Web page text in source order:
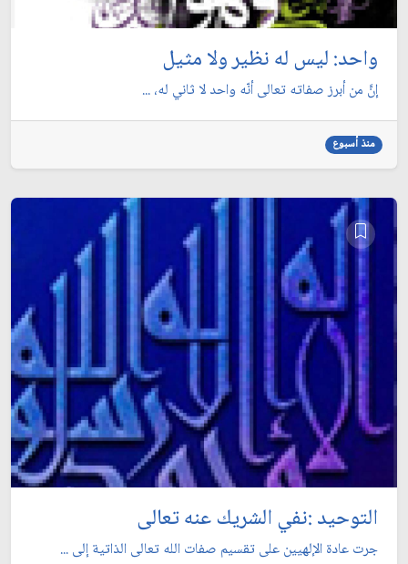
واحد: ليس له نظير ولا مثيل
إنَّ من أبرز صفاته تعالى أنّه واحد لا ثاني له، ...
منذ أسبوع
التوحيد :نفي الشريك عنه تعالى
جرت عادة الإلهيين على تقسيم صفات الله تعالى الذاتية إلى ...